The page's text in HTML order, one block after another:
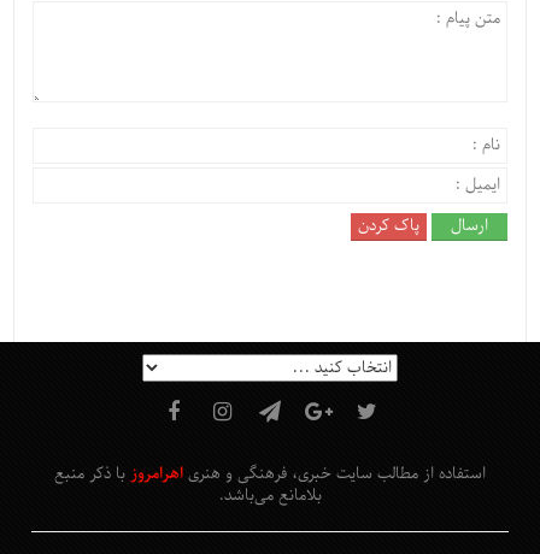
استفاده از مطالب سایت خبری، فرهنگی و هنری اهرامروز با ذکر منبع
بلامانع می‌باشد.